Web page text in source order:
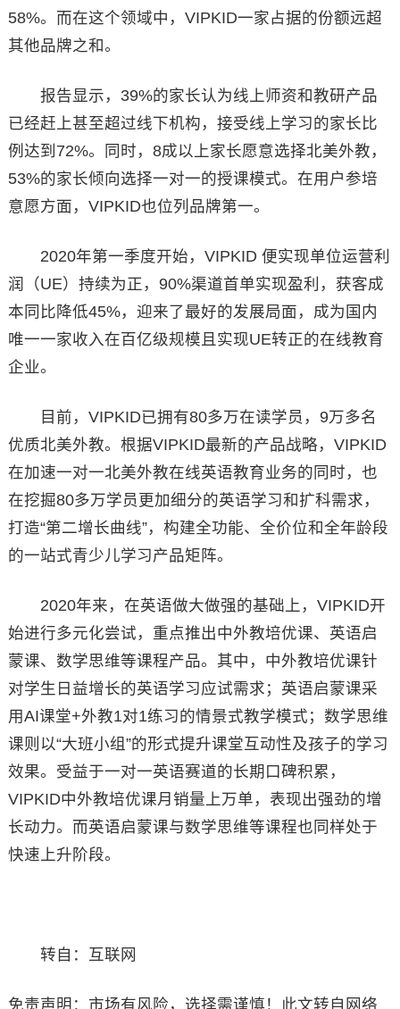
58%。而在这个领域中，VIPKID一家占据的份额远超
其他品牌之和。
报告显示，39%的家长认为线上师资和教研产品
已经赶上甚至超过线下机构，接受线上学习的家长比
例达到72%。同时，8成以上家长愿意选择北美外教，
53%的家长倾向选择一对一的授课模式。在用户参培
意愿方面，VIPKID也位列品牌第一。
2020年第一季度开始，VIPKID 便实现单位运营利
润（UE）持续为正，90%渠道首单实现盈利，获客成
本同比降低45%，迎来了最好的发展局面，成为国内
唯一一家收入在百亿级规模且实现UE转正的在线教育
企业。
目前，VIPKID已拥有80多万在读学员，9万多名
优质北美外教。根据VIPKID最新的产品战略，VIPKID
在加速一对一北美外教在线英语教育业务的同时，也
在挖掘80多万学员更加细分的英语学习和扩科需求，
打造“第二增长曲线”，构建全功能、全价位和全年龄段
的一站式青少儿学习产品矩阵。
2020年来，在英语做大做强的基础上，VIPKID开
始进行多元化尝试，重点推出中外教培优课、英语启
蒙课、数学思维等课程产品。其中，中外教培优课针
对学生日益增长的英语学习应试需求；英语启蒙课采
用AI课堂+外教1对1练习的情景式教学模式；数学思维
课则以“大班小组”的形式提升课堂互动性及孩子的学习
效果。受益于一对一英语赛道的长期口碑积累，
VIPKID中外教培优课月销量上万单，表现出强劲的增
长动力。而英语启蒙课与数学思维等课程也同样处于
快速上升阶段。
转自：互联网
免责声明：市场有风险，选择需谨慎！此文转自网络